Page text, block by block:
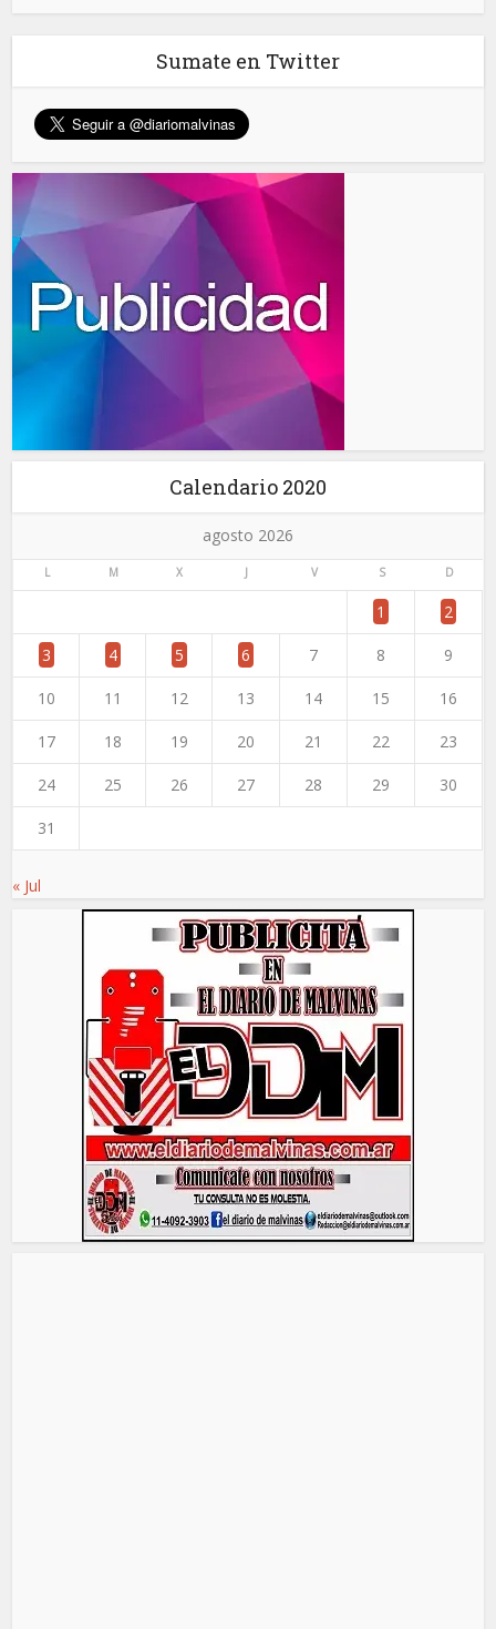
Sumate en Twitter
Calendario 2020
agosto 2026
L M X J V S D
1 2
3 4 5 6 7 8 9
10 11 12 13 14 15 16
17 18 19 20 21 22 23
24 25 26 27 28 29 30
31
« Jul